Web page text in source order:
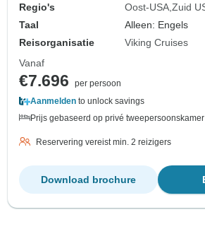
Regio's
Oost-USA Zuid
Taal
Alleen: Engels
Reisorganisatie
Viking Cruises
Vanaf
€7.696
per persoon
Aanmelden to unlock savings
Prijs gebaseerd op privé tweepersoonskamer
Reservering vereist min. 2 reizigers
Download brochure